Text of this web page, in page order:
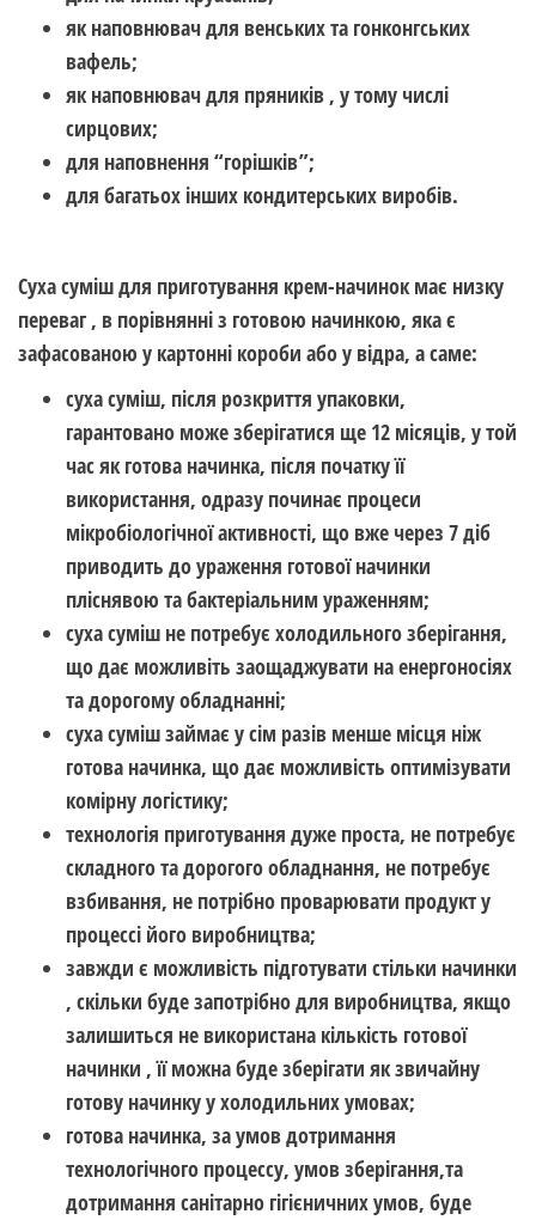
як наповнювач для венських та гонконгських
вафель;
як наповнювач для пряників , у тому числі
сирцових;
для наповнення “горішків”;
для багатьох інших кондитерських виробів.
Суха суміш для приготування крем-начинок має низку
переваг , в порівнянні з готовою начинкою, яка є
зафасованою у картонні короби або у відра, а саме:
суха суміш, після розкриття упаковки,
гарантовано може зберігатися ще 12 місяців, у той
час як готова начинка, після початку її
використання, одразу починає процеси
мікробіологічної активності, що вже через 7 діб
приводить до ураження готової начинки
пліснявою та бактеріальним ураженням;
суха суміш не потребує холодильного зберігання,
що дає можливіть заощаджувати на енергоносіях
та дорогому обладнанні;
суха суміш займає у сім разів менше місця ніж
готова начинка, що дає можливість оптимізувати
комірну логістику;
технологія приготування дуже проста, не потребує
складного та дорогого обладнання, не потребує
взбивання, не потрібно проварювати продукт у
процессі його виробництва;
завжди є можливість підготувати стільки начинки
, скільки буде запотрібно для виробництва, якщо
залишиться не використана кількість готової
начинки , її можна буде зберігати як звичайну
готову начинку у холодильних умовах;
готова начинка, за умов дотримання
технологічного процессу, умов зберігання,та
дотримання санітарно гігієничних умов, буде